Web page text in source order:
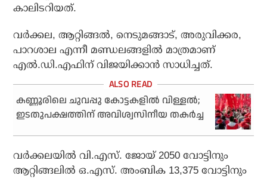
കാലിടറിയത്.
വര്‍ക്കല, ആറ്റിങ്ങല്‍, നെടുമങ്ങാട്, അരുവിക്കര,
പാറശാല എന്നീ മണ്ഡലങ്ങളില്‍ മാത്രമാണ്
എല്‍.ഡി.എഫിന് വിജയിക്കാന്‍ സാധിച്ചത്.
കണ്ണൂരിലെ ചുവപ്പു കോട്ടകളില്‍ വിള്ളല്‍;
ഇടതുപക്ഷത്തിന് അവിശ്വസിനീയ തകര്‍ച്ച
വര്‍ക്കലയില്‍ വി.എസ്. ജോയ് 2050 വോട്ടിനും
ആറ്റിങ്ങലില്‍ ഒ.എസ്. അംബിക 13,375 വോട്ടിനും